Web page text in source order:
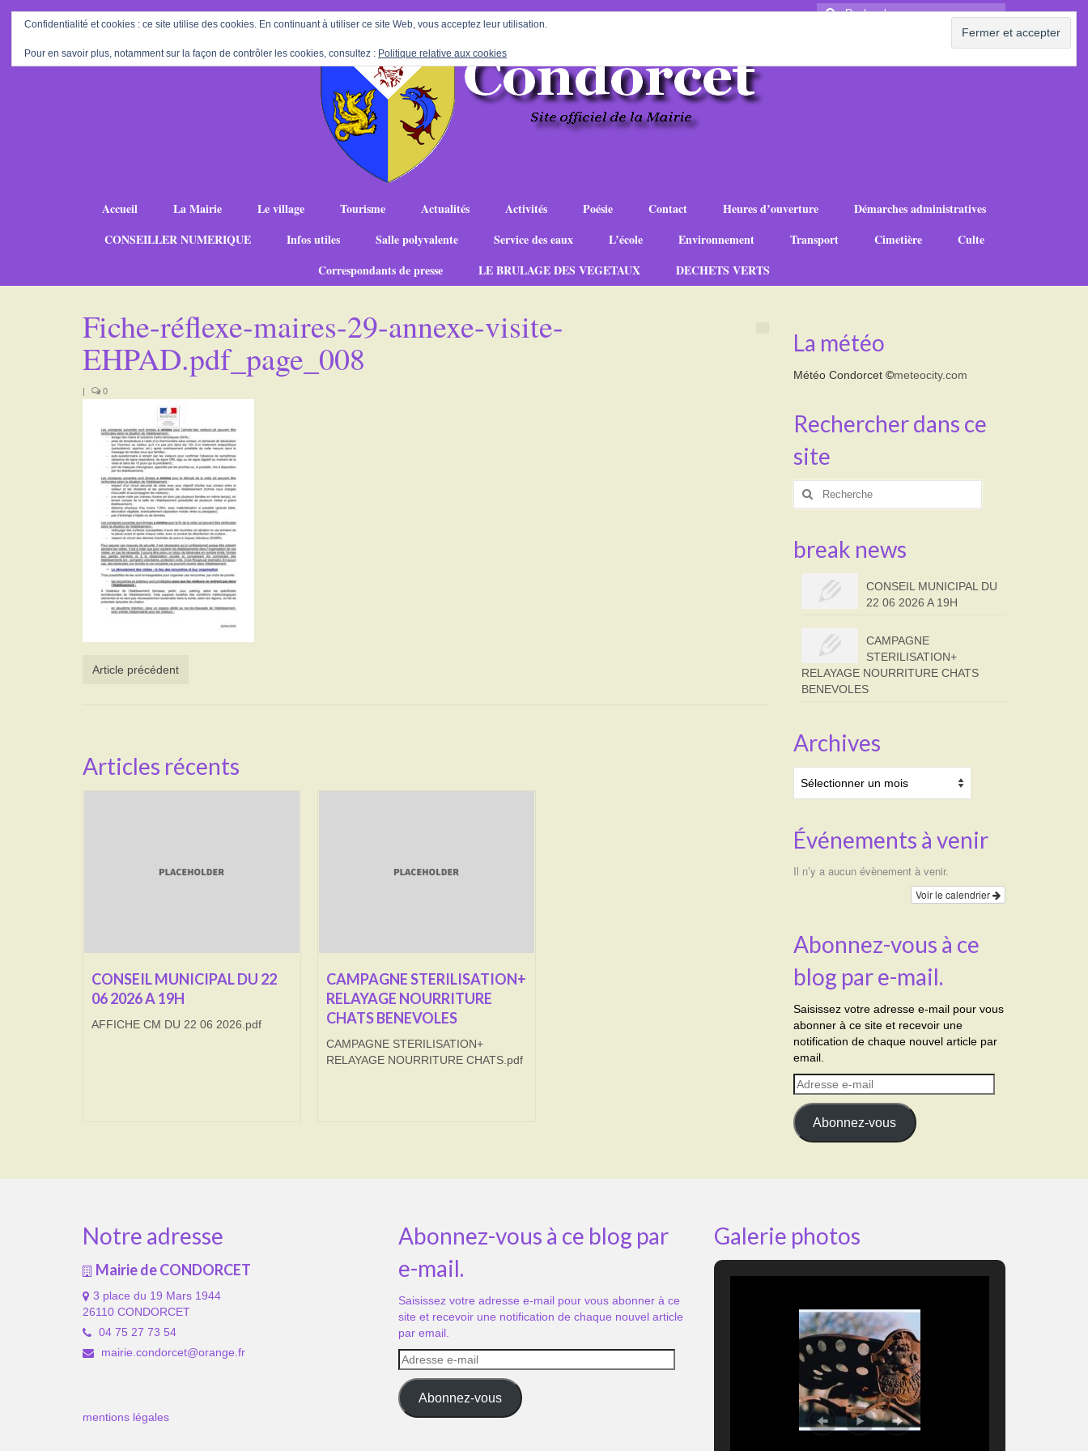
Rechercher
Accueil La Mairie Le village Tourisme Actualités Activités Poésie Contact Heures d’ouverture
Démarches administratives
CONSEILLER NUMERIQUE
Infos utiles Salle polyvalente Service des eaux L’école Environnement Transport Cimetière
Culte
Correspondants de presse
LE BRULAGE DES VEGETAUX DECHETS VERTS
Fiche-réflexe-maires-29-annexe-visite-
EHPAD.pdf_page_008
| 0
Article précédent
Articles récents
CONSEIL MUNICIPAL DU 22
06 2026 A 19H
AFFICHE CM DU 22 06 2026.pdf
CAMPAGNE STERILISATION+
RELAYAGE NOURRITURE
CHATS BENEVOLES
CAMPAGNE STERILISATION+
RELAYAGE NOURRITURE CHATS.pdf
La météo
Météo Condorcet©meteocity.com
Rechercher dans ce
site
Rechercher
break news
CONSEIL MUNICIPAL DU
22 06 2026 A 19H
CAMPAGNE
STERILISATION+
RELAYAGE NOURRITURE CHATS
BENEVOLES
Archives
Événements à venir
Il n’y a aucun évènement à venir.
Voir le calendrier
Abonnez-vous à ce
blog par e-mail.
Saisissez votre adresse e-mail pour vous
abonner à ce site et recevoir une
notification de chaque nouvel article par
email.
Adresse
e-
mail
Abonnez-vous
Notre adresse
Mairie de CONDORCET
3 place du 19 Mars 1944
26110 CONDORCET
04 75 27 73 54
mairie.condorcet@orange.fr
mentions légales
Abonnez-vous à ce blog par
e-mail.
Saisissez votre adresse e-mail pour vous abonner à ce
site et recevoir une notification de chaque nouvel article
par email.
Adresse
e-
mail
Abonnez-vous
Galerie photos
Confidentialité et cookies : ce site utilise des cookies. En continuant à utiliser ce site Web, vous acceptez leur utilisation.
Pour en savoir plus, notamment sur la façon de contrôler les cookies, consultez : Politique relative aux cookies